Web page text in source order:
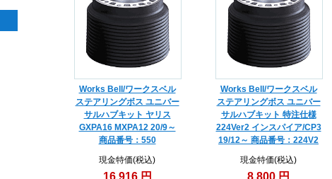
Works Bell/ワークスベル
ステアリングボス ユニバー
サルハブキット ヤリス
GXPA16 MXPA12 20/9～
商品番号：550
現金特価(税込)
16,916 円
Works Bell/ワークスベル
ステアリングボス ユニバー
サルハブキット 特注仕様
224Ver2 インスパイア/CP3
19/12～ 商品番号：224V2
現金特価(税込)
8,800 円